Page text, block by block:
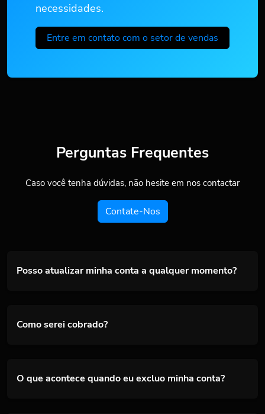
necessidades.
Entre em contato com o setor de vendas
Perguntas Frequentes
Caso você tenha dúvidas, não hesite em nos contactar
Contate-Nos
Posso atualizar minha conta a qualquer momento?
Como serei cobrado?
O que acontece quando eu excluo minha conta?